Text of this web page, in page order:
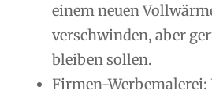
einem neuen
verschwinden, aber
bleiben sollen.
Firmen-Werbemalerei: